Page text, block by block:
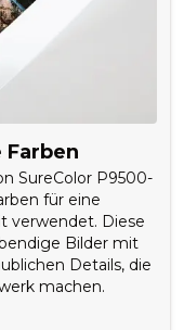
SureColor P9500-
für eine
verwendet. Diese
Bilder mit
Details, die
machen.